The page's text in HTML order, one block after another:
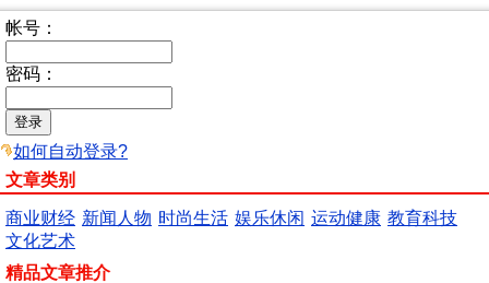
帐号：
密码：
如何自动登录?
文章类别
商业财经 新闻人物 时尚生活 娱乐休闲 运动健康 教育科技
文化艺术
精品文章推介